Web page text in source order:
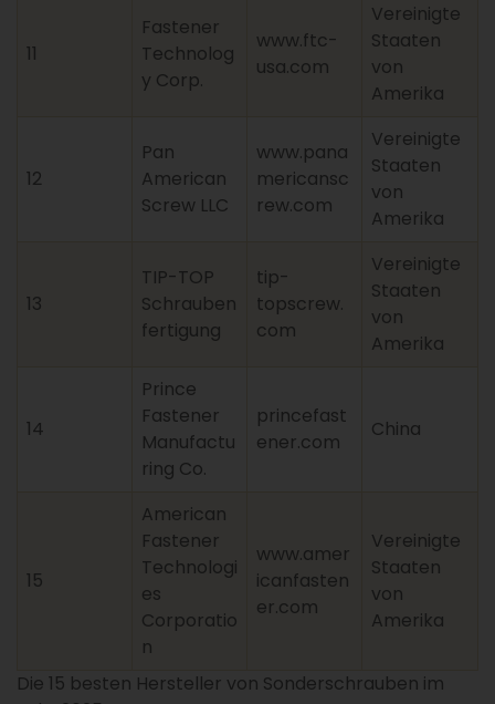
11
Fastener
Technolog
y Corp.
www.ftc-
usa.com
Vereinigte
Staaten
von
Amerika
12
Pan
American
Screw LLC
www.pana
mericansc
rew.com
Vereinigte
Staaten
von
Amerika
13
TIP-TOP
Schrauben
fertigung
tip-
topscrew.
com
Vereinigte
Staaten
von
Amerika
14
Prince
Fastener
Manufactu
ring Co.
princefast
ener.com
China
15
American
Fastener
Technologi
es
Corporatio
n
www.amer
icanfasten
er.com
Vereinigte
Staaten
von
Amerika
Die 15 besten Hersteller von Sonderschrauben im